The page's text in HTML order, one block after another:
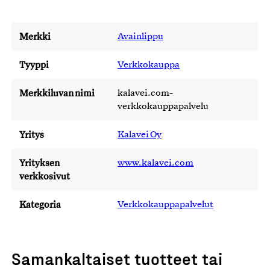
Merkki Avainlippu
Tyyppi Verkkokauppa
Merkkiluvan nimi
kalavei.com-
verkkokauppapalvelu
Yritys Kalavei Oy
Yrityksen
verkkosivut
www.kalavei.com
Kategoria Verkkokauppapalvelut
Samankaltaiset tuotteet tai